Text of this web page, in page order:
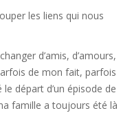
les liens qui nous
d’amis, d’amours,
de mon fait, parfois
départ d’un épisode de
famille a toujours été là